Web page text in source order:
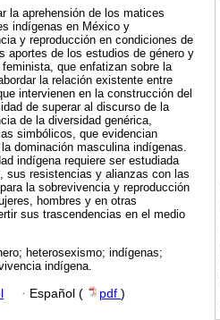
la aprehensión de los matices
indígenas en México y
y reproducción en condiciones de
aportes de los estudios de género y
que enfatizan sobre la
la relación existente entre
intervienen en la construcción del
de superar al discurso de la
de la diversidad genérica,
simbólicos, que evidencian
dominación masculina indígenas.
indígena requiere ser estudiada
sus resistencias y alianzas con las
la sobrevivencia y reproducción
hombres y en otras
sus trascendencias en el medio
heterosexismo; indígenas;
indígena.
· Español ( pdf )